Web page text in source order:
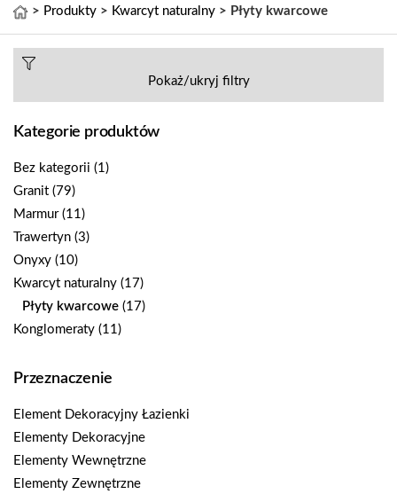
> Produkty > Kwarcyt naturalny > Płyty kwarcowe
Pokaż/ukryj filtry
Kategorie produktów
Bez kategorii (1)
Granit (79)
Marmur (11)
Trawertyn (3)
Onyxy (10)
Kwarcyt naturalny (17)
Płyty kwarcowe (17)
Konglomeraty (11)
Przeznaczenie
Element Dekoracyjny Łazienki
Elementy Dekoracyjne
Elementy Wewnętrzne
Elementy Zewnętrzne